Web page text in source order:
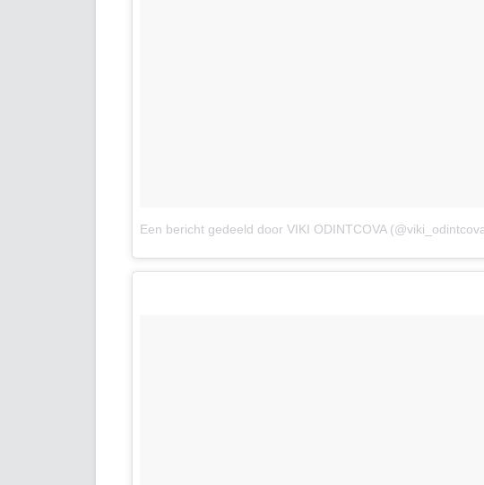
Een bericht gedeeld door VIKI ODINTCOVA